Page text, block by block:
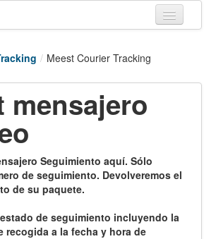
/ Meest Courier Tracking
mensajero
Seguimiento aquí. Sólo
de seguimiento. Devolveremos el
de su paquete.
de seguimiento incluyendo la
recogida a la fecha y hora de